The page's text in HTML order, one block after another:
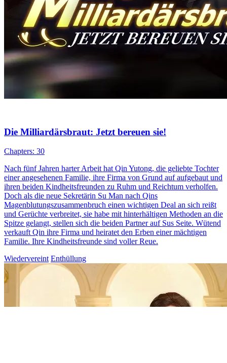
Die Milliardärsbraut: Jetzt bereuen sie!
Chapters: 30
Nach fünf Jahren harter Arbeit hat Qin Yutong, die geliebte Tochter
einer angesehenen Familie, ihre Firma von Grund auf aufgebaut und
ihren beiden Kindheitsfreunden zu Ruhm und Reichtum verholfen.
Doch als die neue Sekretärin Su Man nach Qins
Magenblutungszusammenbruch einen wichtigen Deal an sich reißt
und Gerüchte verbreitet, sie habe mit hinterhältigen Methoden an die
Spitze gelangt, stellen sich die beiden Partner auf Sus Seite. Wütend
verkauft Qin ihre Firma und heiratet den Erben einer mächtigen
Familie. Ihre Kindheitsfreunde sind voller Reue.
Wiedervereint Enthüllung